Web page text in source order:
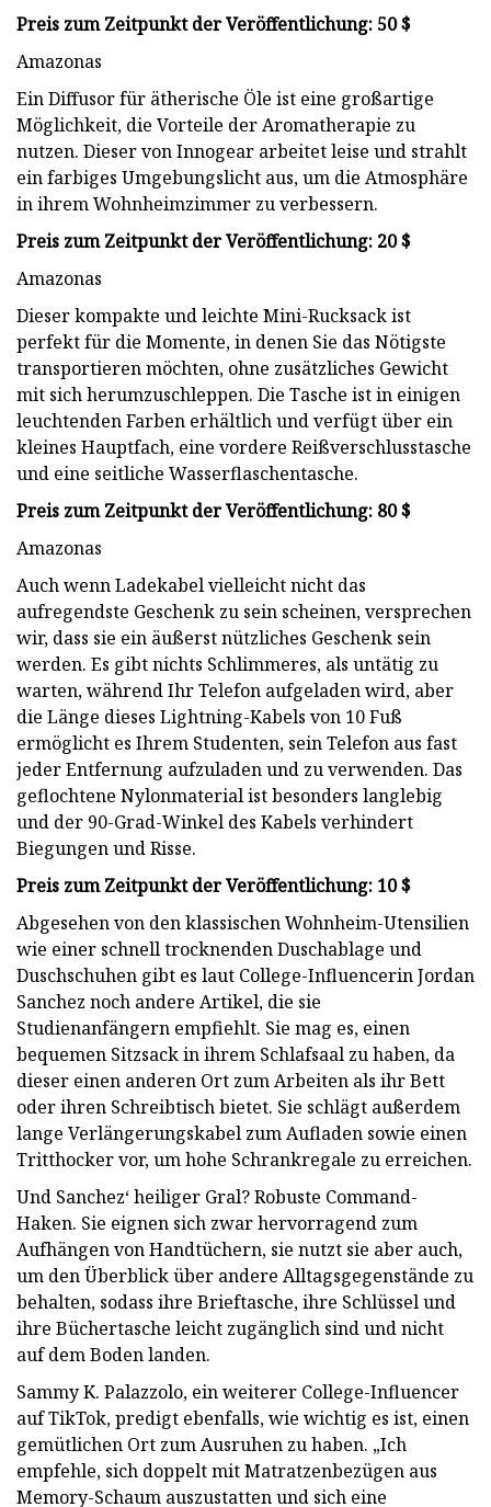
Preis zum Zeitpunkt der Veröffentlichung: 50 $
Amazonas
Ein Diffusor für ätherische Öle ist eine großartige
Möglichkeit, die Vorteile der Aromatherapie zu
nutzen. Dieser von Innogear arbeitet leise und strahlt
ein farbiges Umgebungslicht aus, um die Atmosphäre
in ihrem Wohnheimzimmer zu verbessern.
Preis zum Zeitpunkt der Veröffentlichung: 20 $
Amazonas
Dieser kompakte und leichte Mini-Rucksack ist
perfekt für die Momente, in denen Sie das Nötigste
transportieren möchten, ohne zusätzliches Gewicht
mit sich herumzuschleppen. Die Tasche ist in einigen
leuchtenden Farben erhältlich und verfügt über ein
kleines Hauptfach, eine vordere Reißverschlusstasche
und eine seitliche Wasserflaschentasche.
Preis zum Zeitpunkt der Veröffentlichung: 80 $
Amazonas
Auch wenn Ladekabel vielleicht nicht das
aufregendste Geschenk zu sein scheinen, versprechen
wir, dass sie ein äußerst nützliches Geschenk sein
werden. Es gibt nichts Schlimmeres, als untätig zu
warten, während Ihr Telefon aufgeladen wird, aber
die Länge dieses Lightning-Kabels von 10 Fuß
ermöglicht es Ihrem Studenten, sein Telefon aus fast
jeder Entfernung aufzuladen und zu verwenden. Das
geflochtene Nylonmaterial ist besonders langlebig
und der 90-Grad-Winkel des Kabels verhindert
Biegungen und Risse.
Preis zum Zeitpunkt der Veröffentlichung: 10 $
Abgesehen von den klassischen Wohnheim-Utensilien
wie einer schnell trocknenden Duschablage und
Duschschuhen gibt es laut College-Influencerin Jordan
Sanchez noch andere Artikel, die sie
Studienanfängern empfiehlt. Sie mag es, einen
bequemen Sitzsack in ihrem Schlafsaal zu haben, da
dieser einen anderen Ort zum Arbeiten als ihr Bett
oder ihren Schreibtisch bietet. Sie schlägt außerdem
lange Verlängerungskabel zum Aufladen sowie einen
Tritthocker vor, um hohe Schrankregale zu erreichen.
Und Sanchez‘ heiliger Gral? Robuste Command-
Haken. Sie eignen sich zwar hervorragend zum
Aufhängen von Handtüchern, sie nutzt sie aber auch,
um den Überblick über andere Alltagsgegenstände zu
behalten, sodass ihre Brieftasche, ihre Schlüssel und
ihre Büchertasche leicht zugänglich sind und nicht
auf dem Boden landen.
Sammy K. Palazzolo, ein weiterer College-Influencer
auf TikTok, predigt ebenfalls, wie wichtig es ist, einen
gemütlichen Ort zum Ausruhen zu haben. „Ich
empfehle, sich doppelt mit Matratzenbezügen aus
Memory-Schaum auszustatten und sich eine